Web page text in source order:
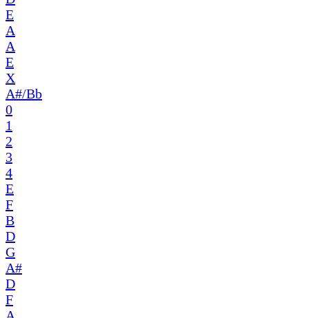
E
A
A
E
X
A#/Bb
0
1
2
3
4
E
F
B
D
G
A#
D
F